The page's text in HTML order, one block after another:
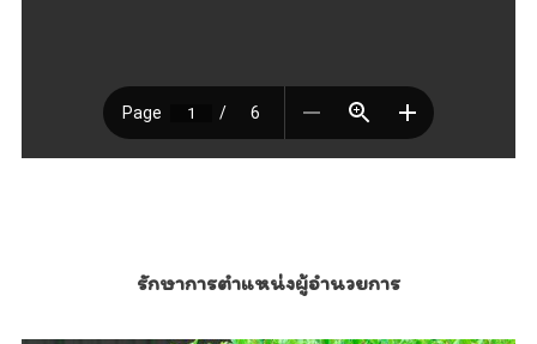
รักษาการตำแหน่งผู้อำนวยการ